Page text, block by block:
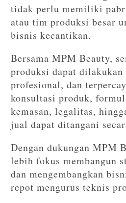
tidak perlu memiliki
atau tim produksi besar
bisnis kecantikan.
Bersama MPM Beauty,
produksi dapat dilakukan
profesional, dan
konsultasi produk,
kemasan, legalitas,
jual dapat ditangani
Dengan dukungan MPM
lebih fokus membangun
dan mengembangkan
repot mengurus teknis